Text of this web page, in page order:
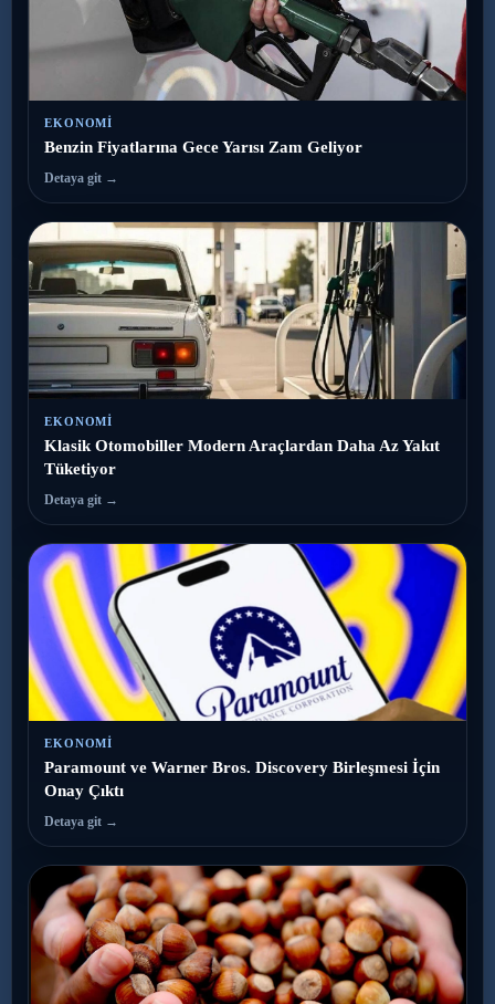
EKONOMI
Benzin Fiyatlarına Gece Yarısı Zam Geliyor
Detaya git →
EKONOMI
Klasik Otomobiller Modern Araçlardan Daha Az Yakıt
Tüketiyor
Detaya git →
EKONOMI
Paramount ve Warner Bros. Discovery Birleşmesi İçin
Onay Çıktı
Detaya git →